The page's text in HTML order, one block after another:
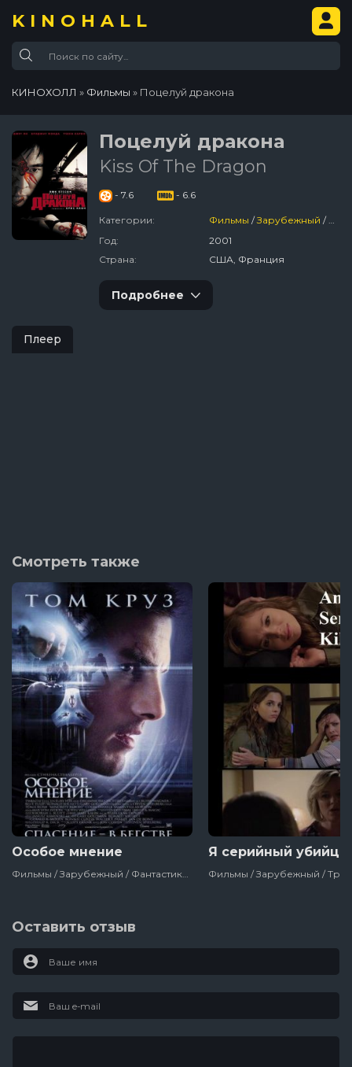
KINOHALL
КИНОХОЛЛ » Фильмы » Поцелуй дракона
Поцелуй дракона
Kiss Of The Dragon
- 7.6 - 6.6
Категории: Фильмы /Зарубежный /
Год:
2001
Страна:
США, Франция
Подробнее
Плеер
Смотреть также
Особое мнение Я серийный
Оставить отзыв